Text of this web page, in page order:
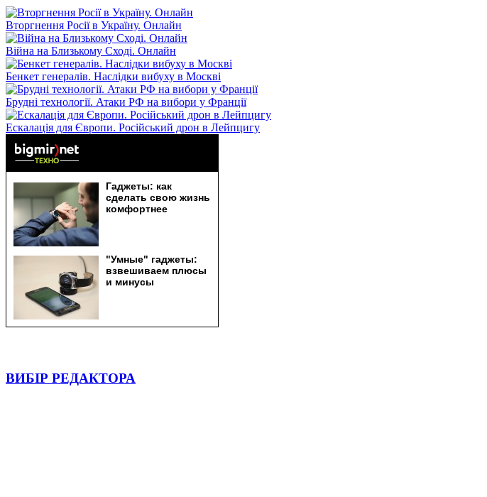
Вторгнення Росії в Україну. Онлайн
Війна на Близькому Сході. Онлайн
Бенкет генералів. Наслідки вибуху в Москві
Брудні технології. Атаки РФ на вибори у Франції
Ескалація для Європи. Російський дрон в Лейпцигу
ВИБІР РЕДАКТОРА